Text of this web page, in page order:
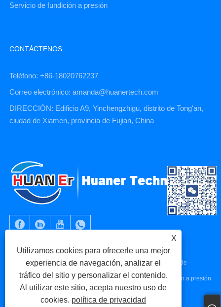
Servicio de fundición a presión
CONTÁCTENOS
Teléfono: +86-18020762237
Correo electrónico: amanda@huanertech.com
DIRECCIÓN: Edificio A9, Yinchengzhigu, distrito de Tong'an,
ciudad de Xiamen, provincia de Fujian, China
Copyright © 2023 Xiamen Huaner Technology Co., Ltd - Piezas de
máquinas CNC, piezas de mecanizado CNC, piezas de fundición a presión
X
Utilizamos cookies para ofrecerle una mejor
experiencia de navegación, analizar el
tráfico del sitio y personalizar el contenido.
Al utilizar este sitio, acepta nuestro uso de
cookies. política de privacidad